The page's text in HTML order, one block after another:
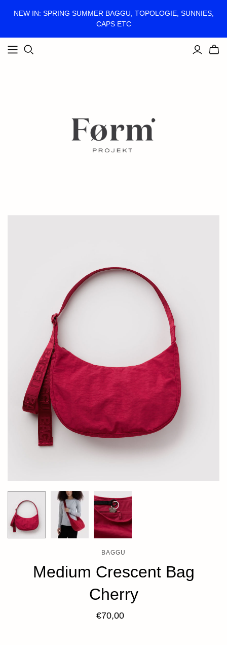
NEW IN: SPRING SUMMER BAGGU, TOPOLOGIE, SUNNIES,
CAPS ETC
BAGGU
Medium Crescent Bag
Cherry
€70,00